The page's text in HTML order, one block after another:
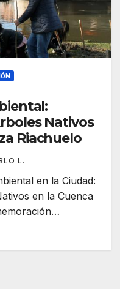
Nativos
Riachuelo
L.
en la Ciudad:
en la Cuenca